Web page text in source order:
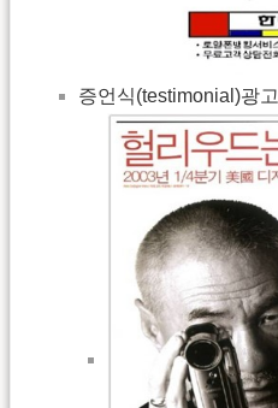
증언식(testimonial)광고